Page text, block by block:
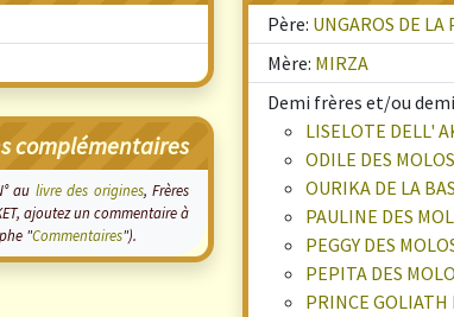
complémentaires
au livre des origines, Frères
ajoutez un commentaire à
"Commentaires").
Père: UNGAROS DE LA
Mère: MIRZA
Demi frères et/ou
LISELOTE DELL'
ODILE DES
OURIKA DE LA
PAULINE DES
PEGGY DES
PEPITA DES
PRINCE GOLIATH